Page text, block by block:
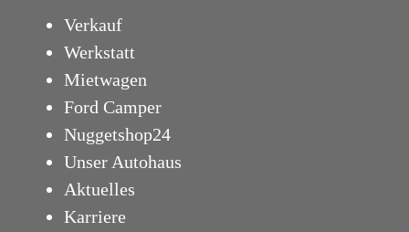
Verkauf
Werkstatt
Mietwagen
Ford Camper
Nuggetshop24
Unser Autohaus
Aktuelles
Karriere